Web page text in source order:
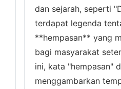
dan sejarah, seperti
terdapat legenda
**hempasan** yang
bagi masyarakat
ini, kata "hempasan"
menggambarkan